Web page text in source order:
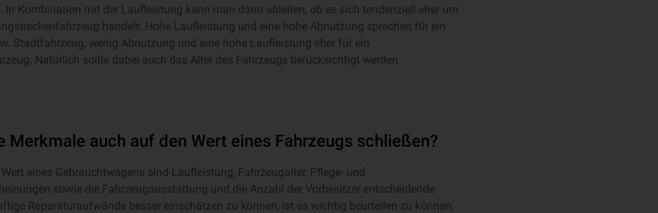
In Kombination mit der Laufleistung kann man dann ableiten, ob es sich tendenziell eher um
handelt: Hohe Laufleistung und eine hohe Abnutzung sprechen für ein
Stadtfahrzeug, wenig Abnutzung und eine hohe Laufleistung eher für ein
Natürlich sollte dabei auch das Alter des Fahrzeugs berücksichtigt werden.
Merkmale auch auf den Wert eines Fahrzeugs schließen?
eines Gebrauchtwagens sind Laufleistung, Fahrzeugalter, Pflege- und
sowie die Fahrzeugausstattung und die Anzahl der Vorbesitzer entscheidende
Reparaturaufwände besser einschätzen zu können, ist es wichtig beurteilen zu können,